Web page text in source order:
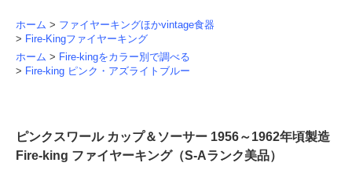
ホーム > ファイヤーキングほかvintage食器
> Fire-Kingファイヤーキング
ホーム > Fire-kingをカラー別で調べる
> Fire-king ピンク・アズライトブルー
ピンクスワール カップ＆ソーサー 1956～1962年頃製造
Fire-king ファイヤーキング（S-Aランク美品）